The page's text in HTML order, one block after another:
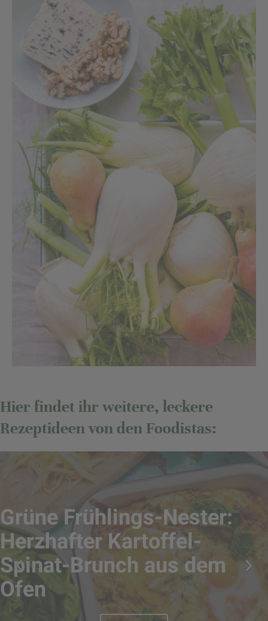
Hier findet ihr weitere, leckere
Rezeptideen von den Foodistas:
Grüne Frühlings-Nester:
Herzhafter Kartoffel-
Spinat-Brunch aus dem
Ofen